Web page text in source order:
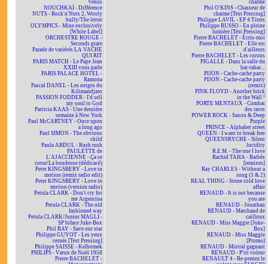
Venus
NOUCHKAÏ - Différence
NUTS - Rock'n'Nuts 2, Wooly
bully/The letter
OLYMPICS - Mine exclusively
[White Label]
ORCHESTRE ROUGE -
Seconds grate
Parade de variétés LA VACHE
QUI RIT
PARIS MATCH - Le Pape Jean
XXIII vous parle
PARIS PALACE HOTEL -
Ramona
Pascal DANEL - Les neiges du
Kilimandjaro
PASSION FODDER - I'd sell
my soul to God
Patricia KAAS - Une dernière
semaine à New York
Paul McCARTNEY - Once upon
a long ago
Paul SIMON - The obvious
child
Paula ABDUL - Rush rush
PAULETTE de
L'AJACCIENNE - Ça se
corse/La boudeuse (dédicacé)
Peter KINGSBERY - Love in
motion (remix radio edit)
Peter KINGSBERY - Love in
motion (version radio)
Petula CLARK - Don't cry for
me Argentina
Petula CLARK - The old
fashioned way
Petula CLARK/Junior MAGLI -
SP biface Juke-Box
Phil RAY - Save our star
Philippe GUYOT - Les yeux
cernés [Test Pressing]
Philippe SAISSE - Kelbomek
PHILIPS - Vœux de Noël 1958
Pierre BACHELET -
charme
Phil O'KINS - Chasseur de
charme [Test Pressing]
Philippe LAVIL - EP 4 Titres
Philippe RUSSO - En pleine
lumière [Test Pressing]
Pierre BACHELET - Écris-moi
Pierre BACHELET - Elle est
d'ailleurs
Pierre BACHELET - Les corons
PIGALLE - Dans la salle du
bar-tabac...
PIJON - Cache-cache party
PIJON - Cache-cache party
(remix)
PINK FLOYD - Another brick
in the Wall ²
PORTE MENTAUX - Combat
des races
POWER ROCK - Saxon & Deep
Purple
PRINCE - Alphabet street
QUEEN - I want to break free
QUEENSRYCHE - Silent
lucidity
R.E.M. - The one I love
Rachid TAHA - Barbès
[remixes]
Ray CHARLES - Without a
song (1 & 2)
REAL THING - Stone cold love
affair
RENAUD - It is not because
you are
RENAUD - Jonathan
RENAUD - Marchand de
cailloux
RENAUD - Miss Maggie [Juke-
Box]
RENAUD - Miss Maggie
[Promo]
RENAUD - Mistral gagnant
RENAUD - P'tit voleur
RENAULT 4 - Re-prenez le